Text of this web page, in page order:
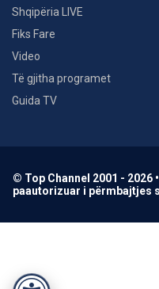
Shqipëria LIVE
Fiks Fare
Video
Të gjitha programet
Guida TV
© Top Channel 2001 - 2026
paautorizuar i përmbajtjes